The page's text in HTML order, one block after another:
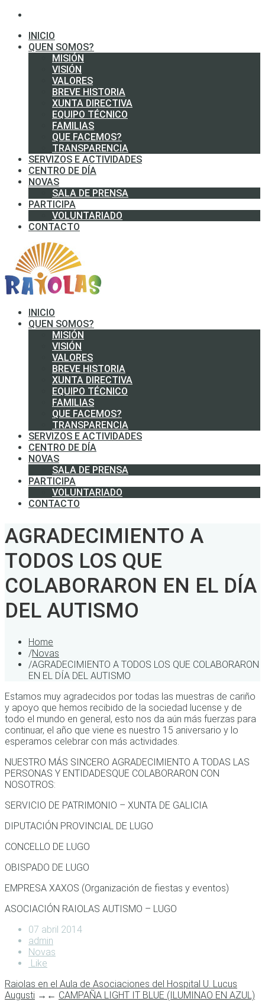
INICIO
QUEN SOMOS?
MISIÓN
VISIÓN
VALORES
BREVE HISTORIA
XUNTA DIRECTIVA
EQUIPO TÉCNICO
FAMILIAS
QUE FACEMOS?
TRANSPARENCIA
SERVIZOS E ACTIVIDADES
CENTRO DE DÍA
NOVAS
SALA DE PRENSA
PARTICIPA
VOLUNTARIADO
CONTACTO
INICIO
QUEN SOMOS?
MISIÓN
VISIÓN
VALORES
BREVE HISTORIA
XUNTA DIRECTIVA
EQUIPO TÉCNICO
FAMILIAS
QUE FACEMOS?
TRANSPARENCIA
SERVIZOS E ACTIVIDADES
CENTRO DE DÍA
NOVAS
SALA DE PRENSA
PARTICIPA
VOLUNTARIADO
CONTACTO
AGRADECIMIENTO A
TODOS LOS QUE
COLABORARON EN EL DÍA
DEL AUTISMO
Home
/Novas
/AGRADECIMIENTO A TODOS LOS QUE COLABORARON
EN EL DÍA DEL AUTISMO
Estamos muy agradecidos por todas las muestras de cariño
y apoyo que hemos recibido de la sociedad lucense y de
todo el mundo en general, esto nos da aún más fuerzas para
continuar, el año que viene es nuestro 15 aniversario y lo
esperamos celebrar con más actividades.
NUESTRO MÁS SINCERO AGRADECIMIENTO A TODAS LAS
PERSONAS Y ENTIDADESQUE COLABORARON CON
NOSOTROS:
SERVICIO DE PATRIMONIO – XUNTA DE GALICIA
DIPUTACIÓN PROVINCIAL DE LUGO
CONCELLO DE LUGO
OBISPADO DE LUGO
EMPRESA XAXOS (Organización de fiestas y eventos)
ASOCIACIÓN RAIOLAS AUTISMO – LUGO
07 abril 2014
admin
Novas
Like
Raiolas en el Aula de Asociaciones del Hospital U. Lucus
Augusti → ← CAMPAÑA LIGHT IT BLUE (ILUMINAO EN AZUL)